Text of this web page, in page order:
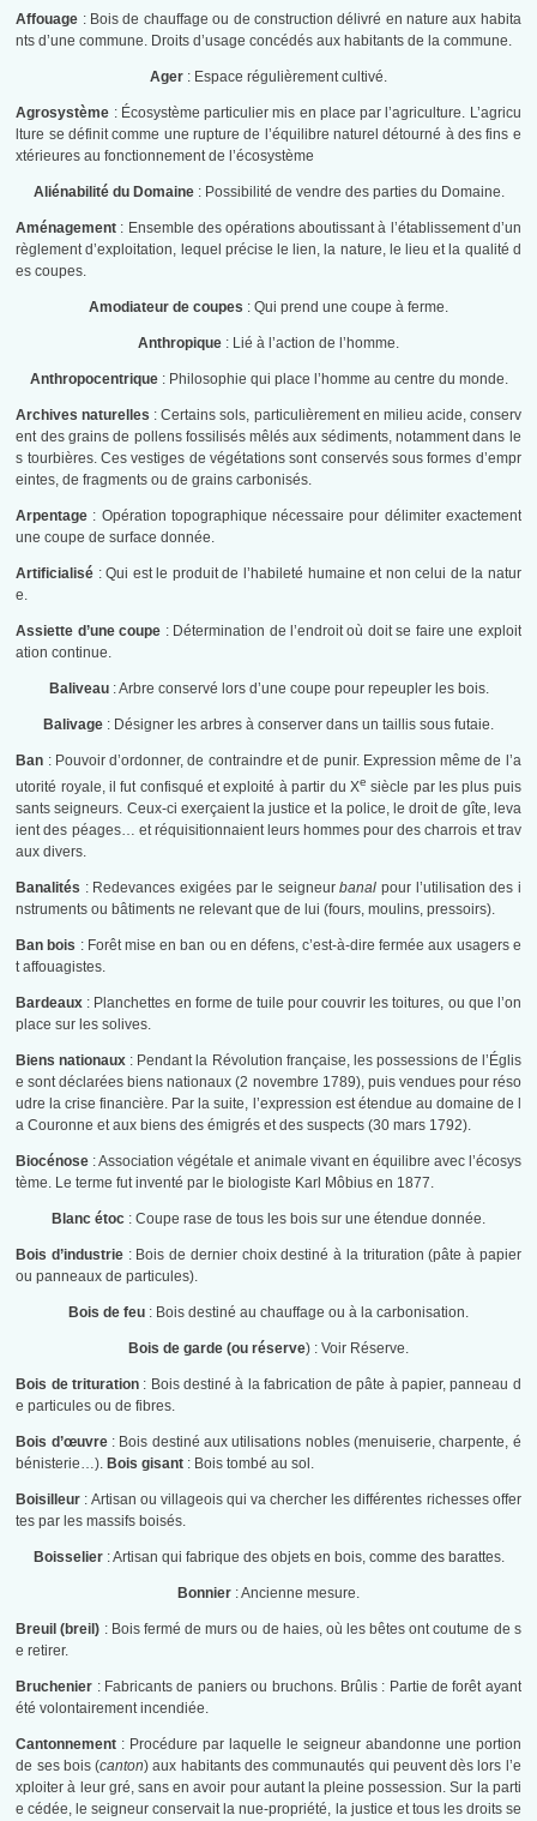
Affouage : Bois de chauffage ou de construction délivré en nature aux habita
nts d’une commune. Droits d’usage concédés aux habitants de la commune.
Ager : Espace régulièrement cultivé.
Agrosystème : Écosystème particulier mis en place par l’agriculture. L’agricu
lture se définit comme une rupture de l’équilibre naturel détourné à des fins e
xtérieures au fonctionnement de l’écosystème
Aliénabilité du Domaine: Possibilité de vendre des parties du Domaine.
Aménagement : Ensemble des opérations aboutissant à l’établissement d’un
règlement d’exploitation, lequel précise le lien, la nature, le lieu et la qualité d
es coupes.
Amodiateur de coupes : Qui prend une coupe à ferme.
Anthropique : Lié à l’action de l’homme.
Anthropocentrique : Philosophie qui place l’homme au centre du monde.
Archives naturelles : Certains sols, particulièrement en milieu acide, conserv
ent des grains de pollens fossilisés mêlés aux sédiments, notamment dans le
s tourbières. Ces vestiges de végétations sont conservés sous formes d’empr
eintes, de fragments ou de grains carbonisés.
Arpentage : Opération topographique nécessaire pour délimiter exactement
une coupe de surface donnée.
Artificialisé : Qui est le produit de l’habileté humaine et non celui de la natur
e.
Assiette d’une coupe : Détermination de l’endroit où doit se faire une exploit
ation continue.
Baliveau: Arbre conservé lors d’une coupe pour repeupler les bois.
Balivage : Désigner les arbres à conserver dans un taillis sous futaie.
Ban : Pouvoir d’ordonner, de contraindre et de punir. Expression même de l’a
utorité royale, il fut confisqué et exploité à partir du Xe siècle par les plus puis
sants seigneurs. Ceux-ci exerçaient la justice et la police, le droit de gîte, leva
ient des péages… et réquisitionnaient leurs hommes pour des charrois et trav
aux divers.
Banalités : Redevances exigées par le seigneurbanal pour l’utilisation des i
nstruments ou bâtiments ne relevant que de lui (fours, moulins, pressoirs).
Ban bois : Forêt mise en ban ou en défens, c’est-à-dire fermée aux usagers e
t affouagistes.
Bardeaux : Planchettes en forme de tuile pour couvrir les toitures, ou que l’on
place sur les solives.
Biens nationaux : Pendant la Révolution française, les possessions de l’Églis
e sont déclarées biens nationaux (2 novembre 1789), puis vendues pour réso
udre la crise financière. Par la suite, l’expression est étendue au domaine de l
a Couronne et aux biens des émigrés et des suspects (30 mars 1792).
Biocénose : Association végétale et animale vivant en équilibre avec l’écosys
tème. Le terme fut inventé par le biologiste Karl Môbius en 1877.
Blanc étoc : Coupe rase de tous les bois sur une étendue donnée.
Bois d’industrie : Bois de dernier choix destiné à la trituration (pâte à papier
ou panneaux de particules).
Bois de feu : Bois destiné au chauffage ou à la carbonisation.
Bois de garde (ou réserve) : Voir Réserve.
Bois de trituration: Bois destiné à la fabrication de pâte à papier, panneau d
e particules ou de fibres.
Bois d’œuvre: Bois destiné aux utilisations nobles (menuiserie, charpente, é
bénisterie…). Bois gisant : Bois tombé au sol.
Boisilleur : Artisan ou villageois qui va chercher les différentes richesses offer
tes par les massifs boisés.
Boisselier: Artisan qui fabrique des objets en bois, comme des barattes.
Bonnier : Ancienne mesure.
Breuil (breil) : Bois fermé de murs ou de haies, où les bêtes ont coutume de s
e retirer.
Bruchenier : Fabricants de paniers ou bruchons. Brûlis : Partie de forêt ayant
été volontairement incendiée.
Cantonnement : Procédure par laquelle le seigneur abandonne une portion
de ses bois (canton) aux habitants des communautés qui peuvent dès lors l’e
xploiter à leur gré, sans en avoir pour autant la pleine possession. Sur la parti
e cédée, le seigneur conservait la nue-propriété, la justice et tous les droits se